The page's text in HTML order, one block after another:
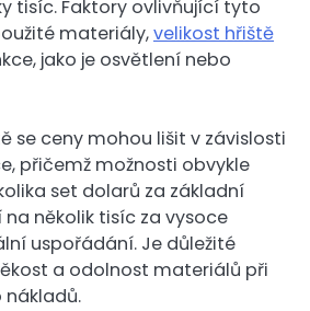
tisíc. Faktory ovlivňující tyto
materiály,velikost hřiště
jako je osvětlení nebo
se ceny mohou lišit v závislosti
přičemž možnosti obvykle
set dolarů za základní
několik tisíc za vysoce
uspořádání. Je důležité
a odolnost materiálů při